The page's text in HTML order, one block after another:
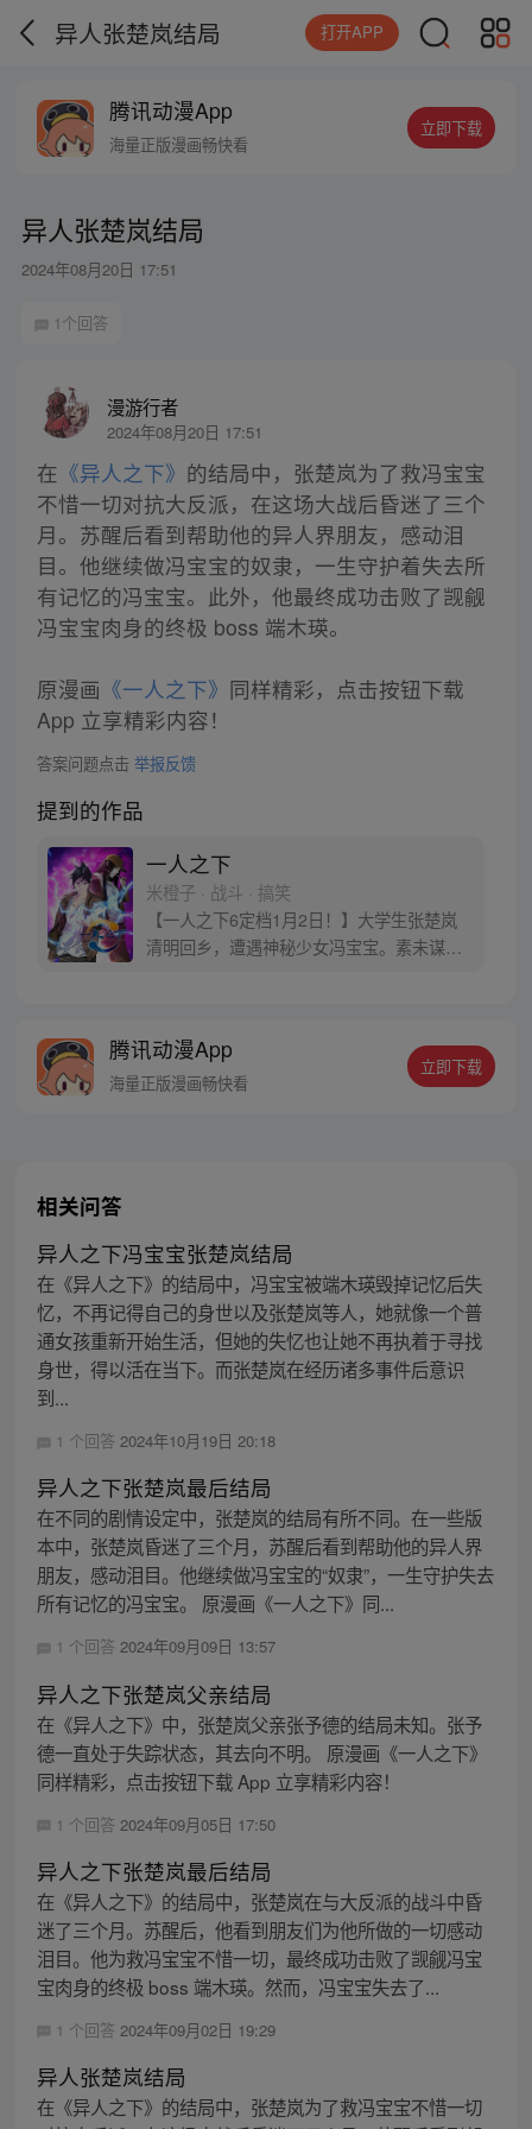
异人张楚岚结局 打开APP
腾讯动漫App
海量正版漫画畅快看
立即下载
异人张楚岚结局
2024年08月20日 17:51
1个回答
漫游行者
2024年08月20日 17:51
在 《异人之下》 的结局中，张楚岚为了救冯宝宝
不惜一切对抗大反派，在这场大战后昏迷了三个
月。苏醒后看到帮助他的异人界朋友，感动泪
目。他继续做冯宝宝的奴隶，一生守护着失去所
有记忆的冯宝宝。此外，他最终成功击败了觊觎
冯宝宝肉身的终极 boss 端木瑛。
原漫画 《一人之下》 同样精彩，点击按钮下载
App 立享精彩内容！
答案问题点击 举报反馈
提到的作品
一人之下
米橙子 · 战斗 · 搞笑
【一人之下6定档1月2日！】大学生张楚岚
清明回乡，遭遇神秘少女冯宝宝。素未谋面
密，张楚岚的生活被彻底颠覆，与冯宝宝一
同踏上“异人”之旅。
腾讯动漫App
海量正版漫画畅快看
立即下载
相关问答
异人之下冯宝宝张楚岚结局
在《异人之下》的结局中，冯宝宝被端木瑛毁掉记忆后失
忆，不再记得自己的身世以及张楚岚等人，她就像一个普
通女孩重新开始生活，但她的失忆也让她不再执着于寻找
身世，得以活在当下。而张楚岚在经历诸多事件后意识
到...
1 个回答 2024年10月19日 20:18
异人之下张楚岚最后结局
在不同的剧情设定中，张楚岚的结局有所不同。在一些版
本中，张楚岚昏迷了三个月，苏醒后看到帮助他的异人界
朋友，感动泪目。他继续做冯宝宝的“奴隶”，一生守护失去
所有记忆的冯宝宝。 原漫画《一人之下》同...
1 个回答 2024年09月09日 13:57
异人之下张楚岚父亲结局
在《异人之下》中，张楚岚父亲张予德的结局未知。张予
德一直处于失踪状态，其去向不明。 原漫画《一人之下》
同样精彩，点击按钮下载 App 立享精彩内容！
1 个回答 2024年09月05日 17:50
异人之下张楚岚最后结局
在《异人之下》的结局中，张楚岚在与大反派的战斗中昏
迷了三个月。苏醒后，他看到朋友们为他所做的一切感动
泪目。他为救冯宝宝不惜一切，最终成功击败了觊觎冯宝
宝肉身的终极 boss 端木瑛。然而，冯宝宝失去了...
1 个回答 2024年09月02日 19:29
异人张楚岚结局
在《异人之下》的结局中，张楚岚为了救冯宝宝不惜一切